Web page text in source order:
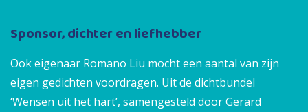
Sponsor, dichter en liefhebber
Ook eigenaar Romano Liu mocht een aantal van zijn
eigen gedichten voordragen. Uit de dichtbundel
‘Wensen uit het hart’, samengesteld door Gerard